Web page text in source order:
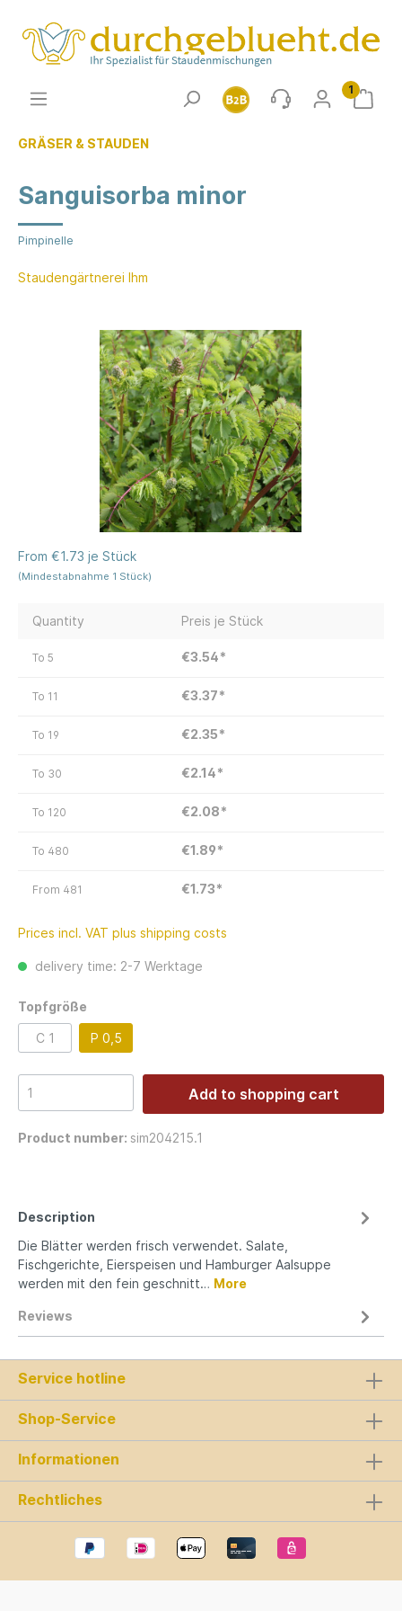
1
GRÄSER & STAUDEN
Sanguisorba minor
Pimpinelle
Staudengärtnerei Ihm
From €1.73 je Stück
(Mindestabnahme 1 Stück)
Quantity Preis je Stück
To 5 €3.54*
To 11 €3.37*
To 19 €2.35*
To 30 €2.14*
To 120 €2.08*
To 480 €1.89*
From 481 €1.73*
Prices incl. VAT plus shipping costs
delivery time: 2-7 Werktage
Topfgröße
C 1 P 0,5
Add to shopping cart
Product number: sim204215.1
Description
Die Blätter werden frisch verwendet. Salate,
Fischgerichte, Eierspeisen und Hamburger Aalsuppe
werden mit den fein geschnitt… More
Reviews
Service hotline
Shop-Service
Informationen
Rechtliches